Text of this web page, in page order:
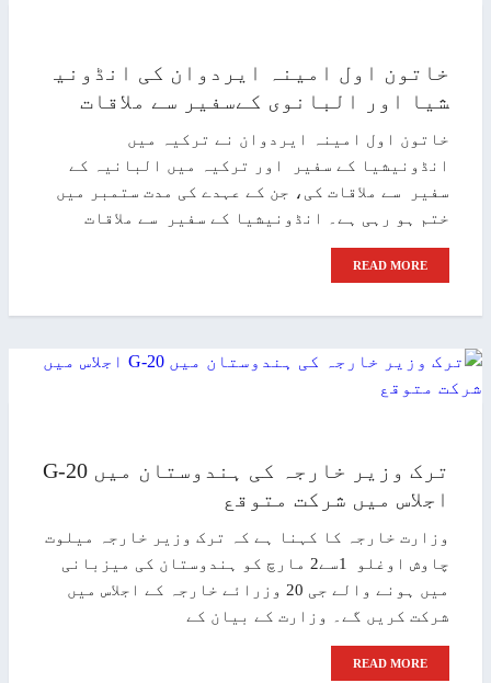
خاتون اول امینہ ایردوان کی انڈونی
شیا اور البانوی کےسفیر سے ملاقات
خاتون اول امینہ ایردوان نے ترکیہ میں
انڈونیشیا کے سفیر اور ترکیہ میں البانیہ کے
سفیر سے ملاقات کی، جن کے عہدے کی مدت ستمبر میں
ختم ہو رہی ہے۔ انڈونیشیا کے سفیر سے ملاقات
READ MORE
ترک وزیر خارجہ کی ہندوستان میں G-20
اجلاس میں شرکت متوقع
وزارت خارجہ کا کہنا ہے کہ ترک وزیر خارجہ میلوت
چاوش اوغلو 1سے2 مارچ کو ہندوستان کی میزبانی
میں ہونے والے جی 20 وزرائے خارجہ کے اجلاس میں
شرکت کریں گے۔ وزارت کے بیان کے
READ MORE